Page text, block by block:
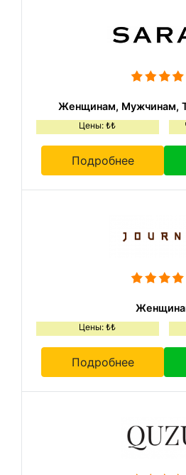
Женщинам, Мужчинам,
Цены: ₺₺
Подробнее
Цены: ₺₺
Подробнее